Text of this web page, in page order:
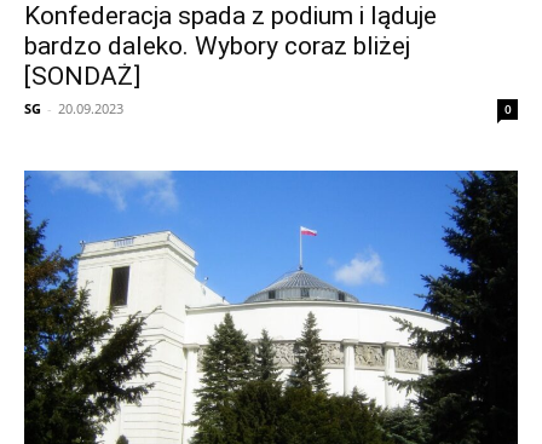
Konfederacja spada z podium i ląduje
bardzo daleko. Wybory coraz bliżej
[SONDAŻ]
SG - 20.09.2023 0